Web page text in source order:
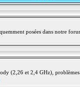
posées dans notre
(2,26 et 2,4 GHz),